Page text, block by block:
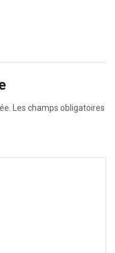
Les champs obligatoires